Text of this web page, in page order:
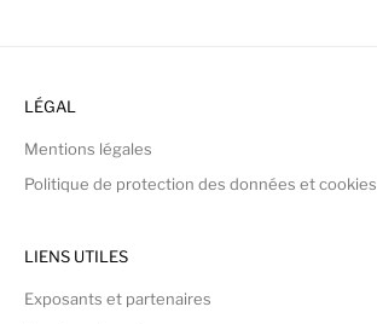
LÉGAL
Mentions légales
Politique de protection des données et cookies
LIENS UTILES
Exposants et partenaires